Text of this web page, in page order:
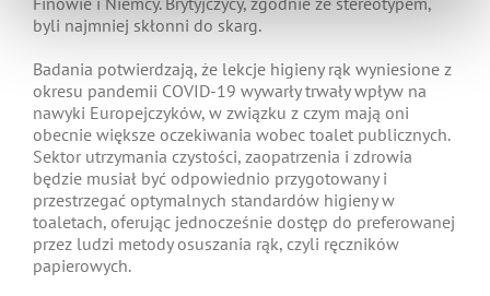
byli najmniej skłonni do skarg.
Badania potwierdzają, że lekcje higieny rąk wyniesione z
okresu pandemii COVID-19 wywarły trwały wpływ na
nawyki Europejczyków, w związku z czym mają oni
obecnie większe oczekiwania wobec toalet publicznych.
Sektor utrzymania czystości, zaopatrzenia i zdrowia
będzie musiał być odpowiednio przygotowany i
przestrzegać optymalnych standardów higieny w
toaletach, oferując jednocześnie dostęp do preferowanej
przez ludzi metody osuszania rąk, czyli ręczników
papierowych.